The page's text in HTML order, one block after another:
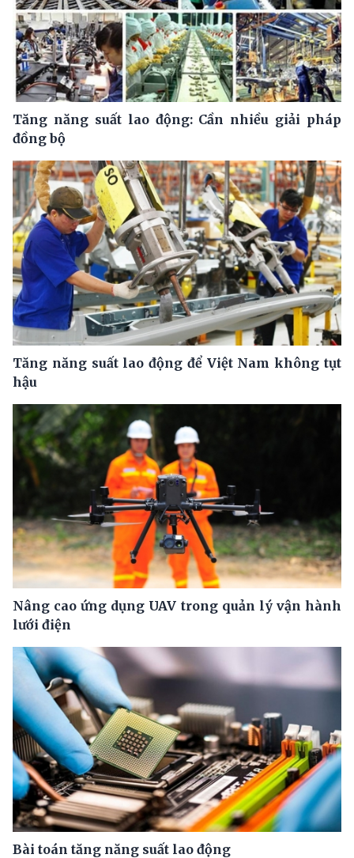
Tăng năng suất lao động: Cần nhiều giải pháp
đồng bộ
Tăng năng suất lao động để Việt Nam không tụt
hậu
Nâng cao ứng dụng UAV trong quản lý vận hành
lưới điện
Bài toán tăng năng suất lao động